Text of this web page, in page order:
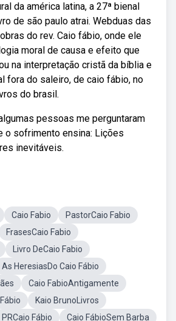
da américa latina, a 27ª bienal
de são paulo atrai. Webduas das
do rev. Caio fábio, onde ele
moral de causa e efeito que
na interpretação cristã da bíblia e
fora do saleiro, de caio fábio, no
do brasil.
pessoas me perguntaram
o sofrimento ensina: Lições
inevitáveis.
Caio Fabio
PastorCaio Fabio
FrasesCaio Fabio
Livro DeCaio Fabio
As HeresiasDo Caio Fábio
Caio FabioAntigamente
Kaio BrunoLivros
PRCaio Fábio Caio FábioSem Barba